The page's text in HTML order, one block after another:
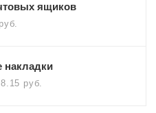
ящиков
накладки
руб.